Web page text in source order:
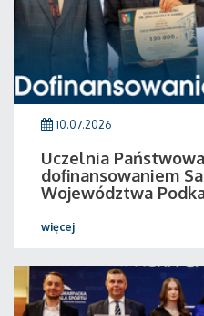
10.07.2026
Uczelnia
dofinansowaniem
Województwa
więcej